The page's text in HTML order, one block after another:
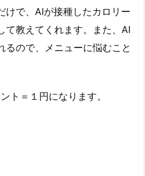
けで、AIが接種したカロリー
て教えてくれます。また、AI
るので、メニューに悩むこと
ト＝１円になります。